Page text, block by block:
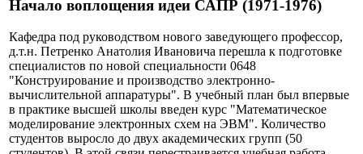
Начало воплощения идеи САПР (1971-1976)
Кафедра под руководством нового заведующего профессор,
д.т.н. Петренко Анатолия Ивановича перешла к подготовке
специалистов по новой специальности 0648
"Конструирование и производство электронно-
вычислительной аппаратуры". В учебный план был впервые
в практике высшей школы введен курс "Математическое
моделирование электронных схем на ЭВМ". Количество
студентов выросло до двух академических групп (50